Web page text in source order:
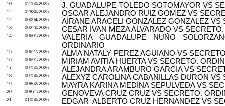
10 02760/2025 J. GUADALUPE TOLEDO SOTOMAYOR VS
11 02886/2025 OSCAR ALEJANDRO RUIZ GOMEZ VS
12 00094/2026 AIRANE ARACELI GONZALEZ GONZALEZ VS
13 00226/2026 CESAR IVAN MEZA ALVARADO VS
14 00601/2026
VALERIA GUADALUPE NUÑO
ORDINARIO
15 00627/2026 ALMA NATALY PEREZ AGUIANO VS
16 00691/2026 MIRIAM AVITIA HUERTA VS SECRETO.
17 00750/2026 ALEJANDRA ARAMBURO GARCIA VS
18 00756/2026 ALEXYZ CAROLINA CABANILLAS DURON VS
19 00862/2026 MAYRA KARINA MEDINA SEPULVEDA VS
20 00871/2026 GENOVEVA CRUZ CRUZ VS SECRETO.
21 01056/2026 EDGAR ALBERTO CRUZ HERNANDEZ VS